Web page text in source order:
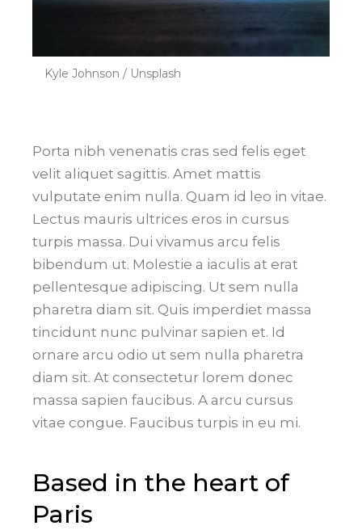
Kyle Johnson / Unsplash
Porta nibh venenatis cras sed felis eget
velit aliquet sagittis. Amet mattis
vulputate enim nulla. Quam id leo in vitae.
Lectus mauris ultrices eros in cursus
turpis massa. Dui vivamus arcu felis
bibendum ut. Molestie a iaculis at erat
pellentesque adipiscing. Ut sem nulla
pharetra diam sit. Quis imperdiet massa
tincidunt nunc pulvinar sapien et. Id
ornare arcu odio ut sem nulla pharetra
diam sit. At consectetur lorem donec
massa sapien faucibus. A arcu cursus
vitae congue. Faucibus turpis in eu mi.
Based in the heart of
Paris